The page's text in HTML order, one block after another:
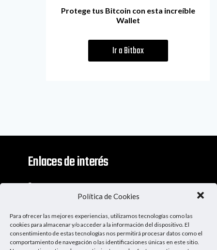
Política de Cookies
Para ofrecer las mejores experiencias, utilizamos tecnologías como las
cookies para almacenar y/o acceder a la información del dispositivo. El
consentimiento de estas tecnologías nos permitirá procesar datos como el
comportamiento de navegación o las identificaciones únicas en este sitio.
Protege tus Bitcoin con esta increíble
Wallet
Ir a Bitbox
Enlaces de interés
Contacto
Descargo De Responsabilidad
Apoya al Podcast
Ser Patrocinador